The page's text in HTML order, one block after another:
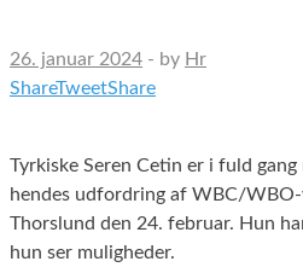
26. januar 2024 - by Hr
ShareTweetShare
Tyrkiske Seren Cetin er i fuld
hendes udfordring af WBC/
Thorslund den 24. februar. Hun
hun ser muligheder.